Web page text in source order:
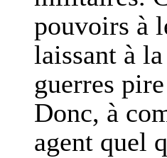
pouvoirs à
laissant à
guerres
Donc, à
agent quel